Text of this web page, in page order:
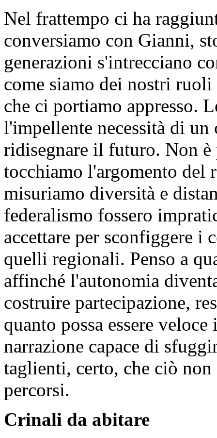
Nel frattempo ci ha
conversiamo con Gianni,
generazioni s'intrecciano
come siamo dei nostri
che ci portiamo appresso.
l'impellente necessità di
ridisegnare il futuro. Non
tocchiamo l'argomento del
misuriamo diversità e
federalismo fossero
accettare per sconfiggere i
quelli regionali. Penso a
affinché l'autonomia
costruire partecipazione,
quanto possa essere
narrazione capace di
taglienti, certo, che ciò
percorsi.
Crinali da abitare